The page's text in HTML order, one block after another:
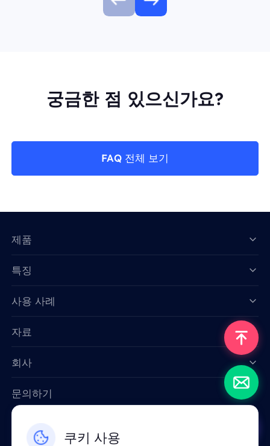
궁금한 점 있으신가요?
FAQ 전체 보기
쿠키 사용
제품
특징
사용 사례
자료
회사
문의하기